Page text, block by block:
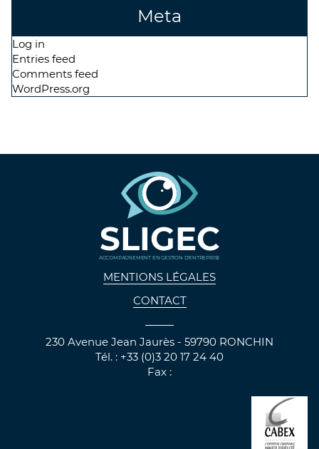
Meta
Log in
Entries feed
Comments feed
WordPress.org
SLIGEC
ACCOMPAGNEMENT EN GESTION D'ENTREPRISE
MENTIONS LÉGALES
CONTACT
230 Avenue Jean Jaurès - 59790 RONCHIN
Tél. : +33 (0)3 20 17 24 40
Fax :